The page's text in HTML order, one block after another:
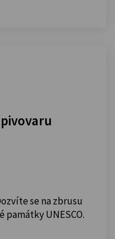
se na zbrusu
UNESCO.